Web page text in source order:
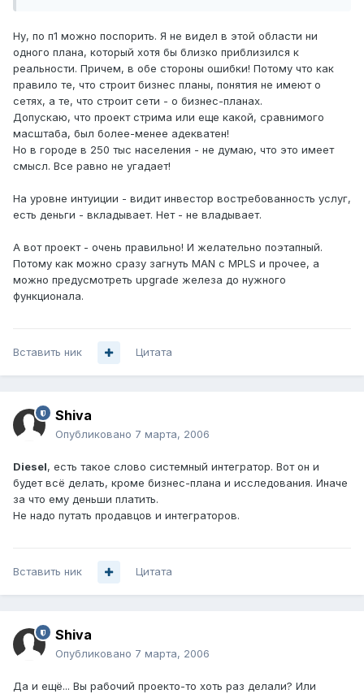
Ну, по п1 можно поспорить. Я не видел в этой области ни
одного плана, который хотя бы близко приблизился к
реальности. Причем, в обе стороны ошибки! Потому что как
правило те, что строит бизнес планы, понятия не имеют о
сетях, а те, что строит сети - о бизнес-планах.
Допускаю, что проект стрима или еще какой, сравнимого
масштаба, был более-менее адекватен!
Но в городе в 250 тыс населения - не думаю, что это имеет
смысл. Все равно не угадает!
На уровне интуиции - видит инвестор востребованность услуг,
есть деньги - вкладывает. Нет - не владывает.
А вот проект - очень правильно! И желательно поэтапный.
Потому как можно сразу загнуть MAN c MPLS и прочее, а
можно предусмотреть upgrade железа до нужного
функционала.
Вставить ник Цитата
Shiva
Опубликовано 7 марта, 2006
Diesel, есть такое слово системный интегратор. Вот он и
будет всё делать, кроме бизнес-плана и исследования. Иначе
за что ему деньши платить.
Не надо путать продавцов и интеграторов.
Вставить ник Цитата
Shiva
Опубликовано 7 марта, 2006
Да и ещё... Вы рабочий проекто-то хоть раз делали? Или